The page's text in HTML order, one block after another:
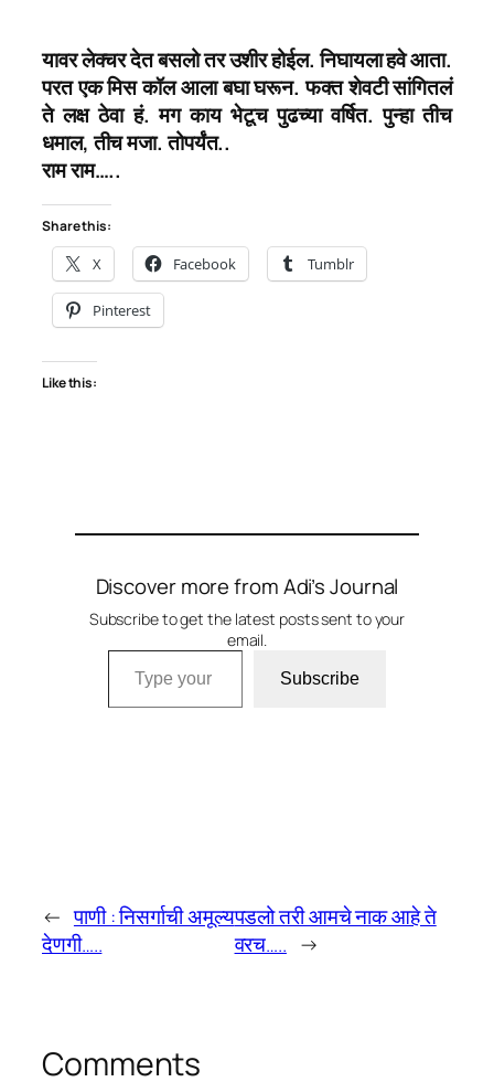
यावर लेक्चर देत बसलो तर उशीर होईल. निघायला हवे आता.
परत एक मिस कॉल आला बघा घरून. फक्त शेवटी सांगितलं
ते लक्ष ठेवा हं. मग काय भेटूच पुढच्या वर्षित. पुन्हा तीच
धमाल, तीच मजा. तोपर्यंत..
राम राम…..
Share this:
X Facebook Tumblr
Pinterest
Like this:
Discover more from Adi’s Journal
Subscribe to get the latest posts sent to your
email.
Type your email…
Subscribe
← पाणी : निसर्गाची अमूल्य
देणगी…..
पडलो तरी आमचे नाक आहे ते
वरच….. →
Comments